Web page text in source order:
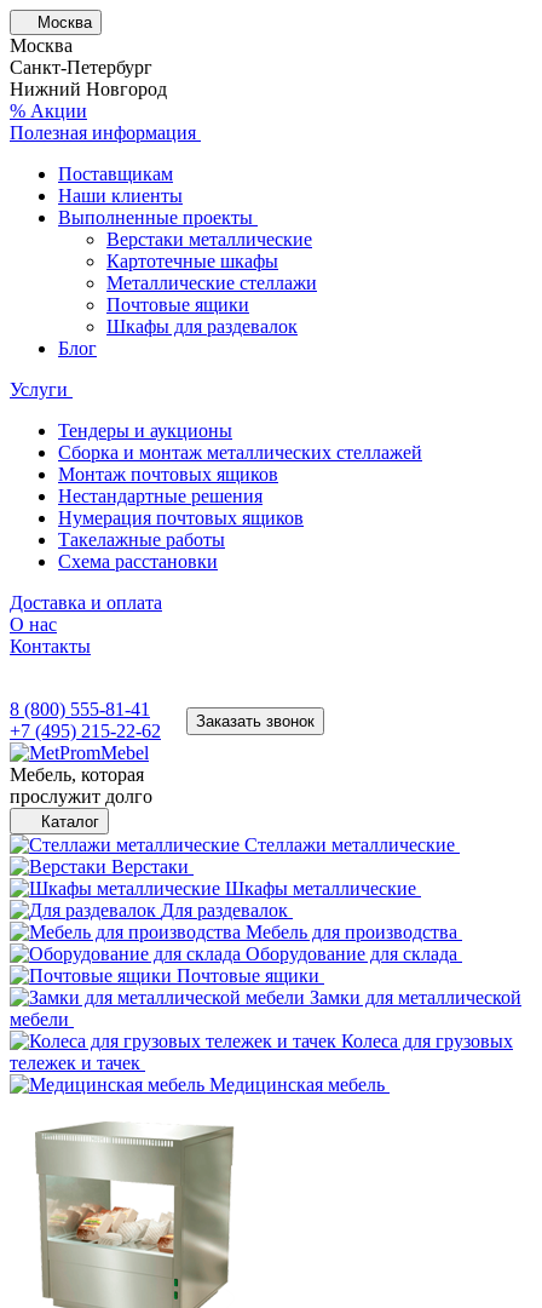
Москва
Москва
Санкт-Петербург
Нижний Новгород
% Акции
Полезная информация
Поставщикам
Наши клиенты
Выполненные проекты
Верстаки металлические
Картотечные шкафы
Металлические стеллажи
Почтовые ящики
Шкафы для раздевалок
Блог
Услуги
Тендеры и аукционы
Сборка и монтаж металлических стеллажей
Монтаж почтовых ящиков
Нестандартные решения
Нумерация почтовых ящиков
Такелажные работы
Схема расстановки
Доставка и оплата
О нас
Контакты
8 (800) 555-81-41
+7 (495) 215-22-62
Заказать звонок
Мебель, которая
прослужит долго
Каталог
Стеллажи металлические
Верстаки
Шкафы металлические
Для раздевалок
Мебель для производства
Оборудование для склада
Почтовые ящики
Замки для металлической
мебели
Колеса для грузовых
тележек и тачек
Медицинская мебель